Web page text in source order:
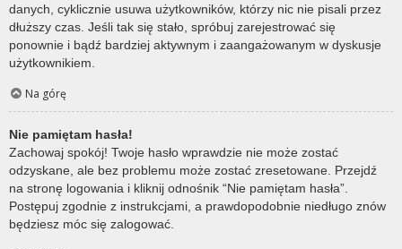
danych, cyklicznie usuwa użytkowników, którzy nic nie pisali przez
dłuższy czas. Jeśli tak się stało, spróbuj zarejestrować się
ponownie i bądź bardziej aktywnym i zaangażowanym w dyskusje
użytkownikiem.
Na górę
Nie pamiętam hasła!
Zachowaj spokój! Twoje hasło wprawdzie nie może zostać
odzyskane, ale bez problemu może zostać zresetowane. Przejdź
na stronę logowania i kliknij odnośnik “Nie pamiętam hasła”.
Postępuj zgodnie z instrukcjami, a prawdopodobnie niedługo znów
będziesz móc się zalogować.